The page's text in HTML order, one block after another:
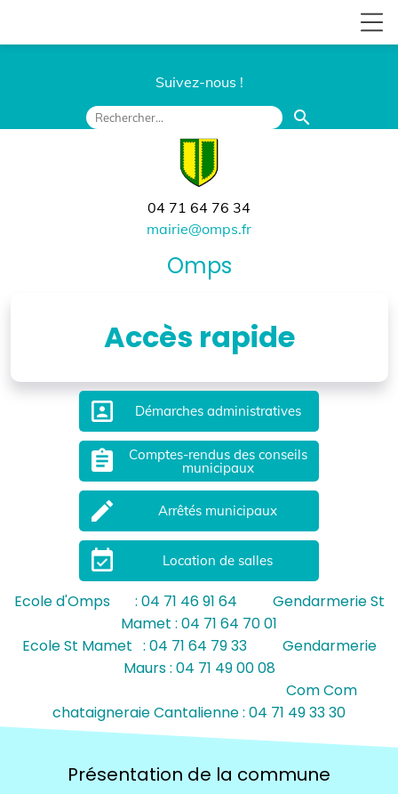
Suivez-nous !
search
04 71 64 76 34
mairie@omps.fr
Omps
Accès rapide
portrait Démarches administratives
assignment Comptes-rendus des conseils
municipaux
mode_edit Arrêtés municipaux
event_available Location de salles
Ecole d'Omps : 04 71 46 91 64 Gendarmerie St
Mamet : 04 71 64 70 01
Ecole St Mamet : 04 71 64 79 33 Gendarmerie
Maurs : 04 71 49 00 08
Com Com
chataigneraie Cantalienne : 04 71 49 33 30
Présentation de la commune